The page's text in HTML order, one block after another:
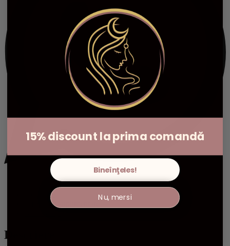
Descriere
Informații suplimentare
Descriere
15% discount la prima comandă
Bineînţeles!
Nu, mersi